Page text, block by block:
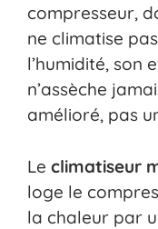
compresseur,
ne climatise
l’humidité, son
n’assèche
amélioré, pas
Le climatiseur
loge le
la chaleur par